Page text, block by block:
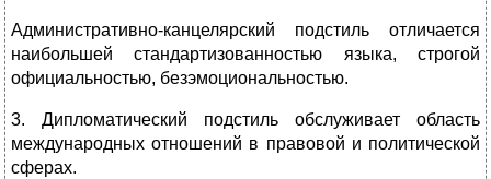
Административно-канцелярский подстиль отличается
наибольшей стандартизованностью языка, строгой
официальностью, безэмоциональностью.
3. Дипломатический подстиль обслуживает область
международных отношений в правовой и политической
сферах.